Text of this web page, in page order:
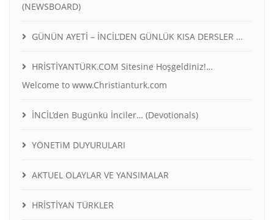
(NEWSBOARD)
GÜNÜN AYETİ – İNCİL’DEN GÜNLÜK KISA DERSLER …
HRİSTİYANTÜRK.COM Sitesine Hoşgeldiniz!…
Welcome to www.Christianturk.com
İNCİL’den Bugünkü İnciler… (Devotionals)
YÖNETiM DUYURULARI
AKTUEL OLAYLAR VE YANSIMALAR
HRİSTİYAN TÜRKLER